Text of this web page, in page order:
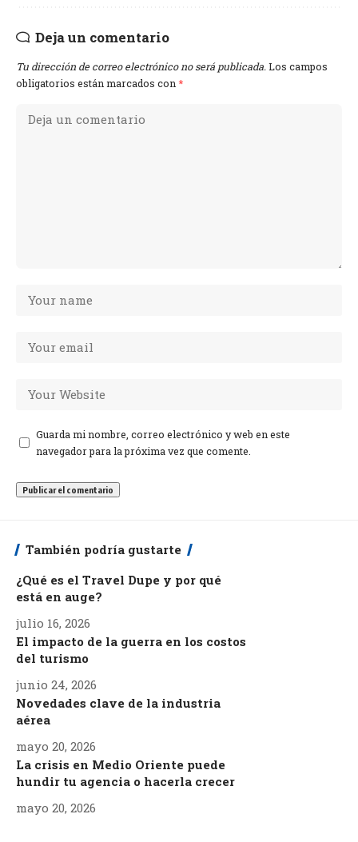
Deja un comentario
Tu dirección de correo electrónico no será publicada. Los campos
obligatorios están marcados con *
Guarda mi nombre, correo electrónico y web en este
navegador para la próxima vez que comente.
También podría gustarte
¿Qué es el Travel Dupe y por qué
está en auge?
julio 16, 2026
El impacto de la guerra en los costos
del turismo
junio 24, 2026
Novedades clave de la industria
aérea
mayo 20, 2026
La crisis en Medio Oriente puede
hundir tu agencia o hacerla crecer
mayo 20, 2026